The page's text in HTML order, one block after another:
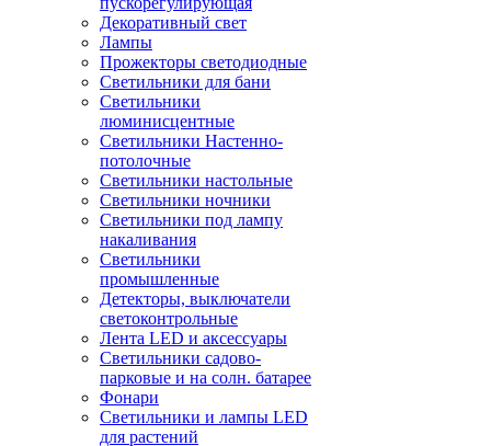
Декоративный свет
Лампы
Прожекторы светодиодные
Светильники для бани
Светильники
люминисцентные
Светильники Настенно-
потолочные
Светильники настольные
Светильники ночники
Светильники под лампу
накаливания
Светильники
промышленные
Детекторы, выключатели
светоконтрольные
Лента LED и аксессуары
Светильники садово-
парковые и на солн. батарее
Фонари
Светильники и лампы LED
для растений